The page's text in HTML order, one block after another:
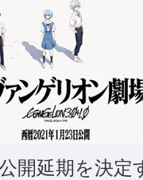
開延期を決定